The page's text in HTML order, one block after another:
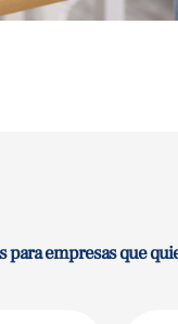
empresas que